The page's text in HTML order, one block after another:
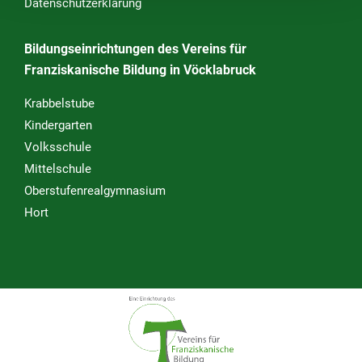
Datenschutzerklärung
Bildungseinrichtungen des Vereins für
Franziskanische Bildung in Vöcklabruck
Krabbelstube
Kindergarten
Volksschule
Mittelschule
Oberstufenrealgymnasium
Hort